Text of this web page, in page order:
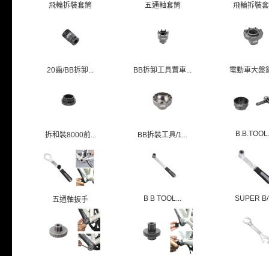
飛輪拆裝套筒 五通軸套筒 飛輪拆裝
20齒/BB拆卸... BB拆卸工具置車... 電動車大盤
拆和裝8000前... BB拆裝工具/1...
五通軸扳手 B B TOOL... SUPER